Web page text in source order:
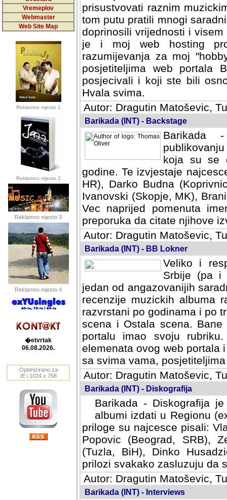
Vremeplov
Webmaster
Web Site Map
Reklamno mjesto 1
Reklamno mjesto 2
Reklamno mjesto 3
Reklamno mjesto 4
�etvrtak
06.08.2026.
Optimizirano za
IE i 1024 x 768
prisustvovati raznim
tom putu pratili mnogi
doprinosili vrijednosti i
je i moj web hosting
razumijevanja za moj
posjetiteljima web portala
posjecivali i koji ste bili
Hvala svima.
Autor: Dragutin Matoševic,
Barikada (INT) - Backstage
Barikada
koja su se
godine. Te izvjestaje
HR), Darko Budna
Ivanovski (Skopje, MK),
Vec naprijed pomenuta
preporuka da citate njihove
Autor: Dragutin Matoševic,
Barikada (INT) - BB Lokner
Veliko i
Srbije (pa i
jedan od angazovanijih
recenzije muzickih albuma
razvrstani po godinama i po
scena i Ostala scena.
portalu imao svoju
elemenata ovog web portala
sa svima vama,
Autor: Dragutin Matoševic,
Barikada (INT) - Diskografija
Barikada - Diskografija
albumi izdati u Regionu
priloge su najcesce pisali:
Popovic (Beograd, SRB),
(Tuzla, BiH), Dinko
prilozi svakako zasluzuju da
Autor: Dragutin Matoševic,
Barikada (INT) - Interviews